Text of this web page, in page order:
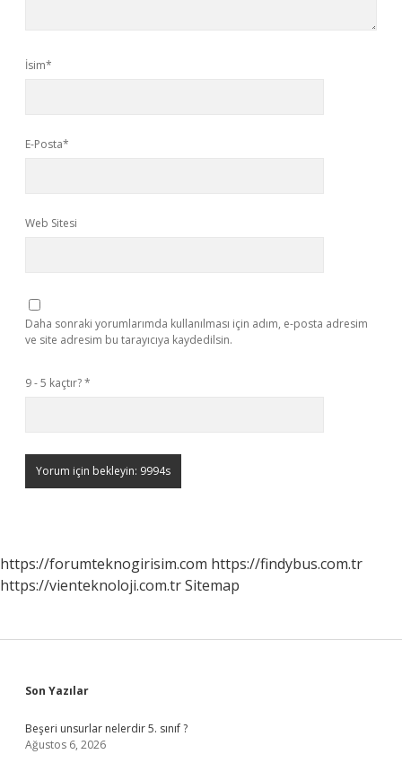
İsim*
E-Posta*
Web Sitesi
Daha sonraki yorumlarımda kullanılması için adım, e-posta adresim
ve site adresim bu tarayıcıya kaydedilsin.
9 - 5 kaçtır?*
https://forumteknogirisim.com https://findybus.com.tr
https://vienteknoloji.com.trSitemap
Sidebar
Son Yazılar
Beşeri unsurlar nelerdir 5. sınıf ?
Ağustos 6, 2026